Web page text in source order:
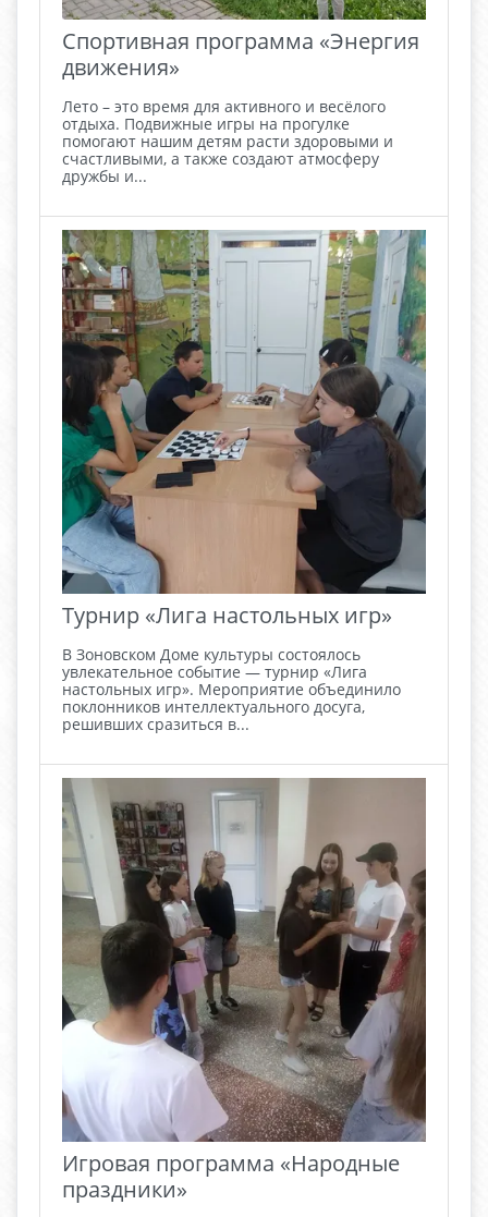
Спортивная программа «Энергия
движения»
Лето – это время для активного и весёлого
отдыха. Подвижные игры на прогулке
помогают нашим детям расти здоровыми и
счастливыми, а также создают атмосферу
дружбы и...
Турнир «Лига настольных игр»
В Зоновском Доме культуры состоялось
увлекательное событие — турнир «Лига
настольных игр». Мероприятие объединило
поклонников интеллектуального досуга,
решивших сразиться в...
Игровая программа «Народные
праздники»